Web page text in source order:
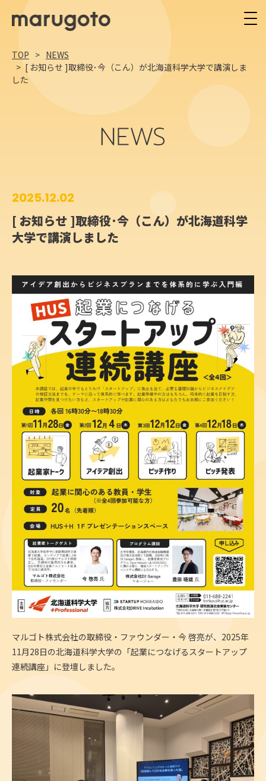
TOP
NEWS
[ お知らせ ]取締役･今（こん）が北海道科学大学で講演しま
した
2025.12.02
[ お知らせ ]取締役･今（こん）が北海道科学
大学で講演しました
マルゴト株式会社の取締役・ファウンダー・今 啓亮が、2025年
11月28日の北海道科学大学の「起業につなげるスタートアップ
連続講座」に登壇しました。